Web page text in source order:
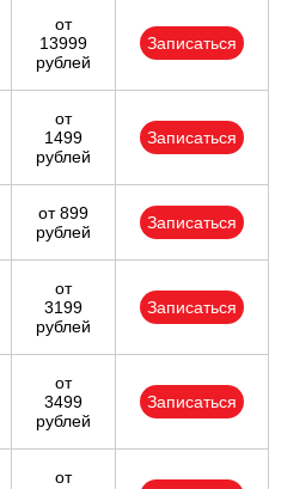
от
13999
рублей
Записаться
от
1499
рублей
Записаться
от 899
рублей
Записаться
от
3199
рублей
Записаться
от
3499
рублей
Записаться
от